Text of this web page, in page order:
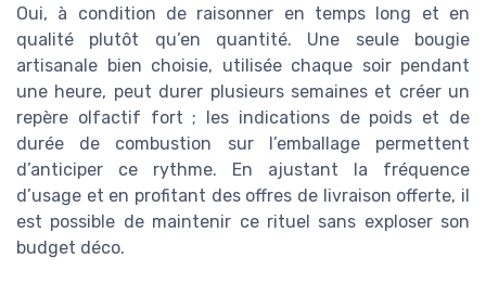
Oui, à condition de raisonner en temps long et en
qualité plutôt qu’en quantité. Une seule bougie
artisanale bien choisie, utilisée chaque soir pendant
une heure, peut durer plusieurs semaines et créer un
repère olfactif fort ; les indications de poids et de
durée de combustion sur l’emballage permettent
d’anticiper ce rythme. En ajustant la fréquence
d’usage et en profitant des offres de livraison offerte, il
est possible de maintenir ce rituel sans exploser son
budget déco.